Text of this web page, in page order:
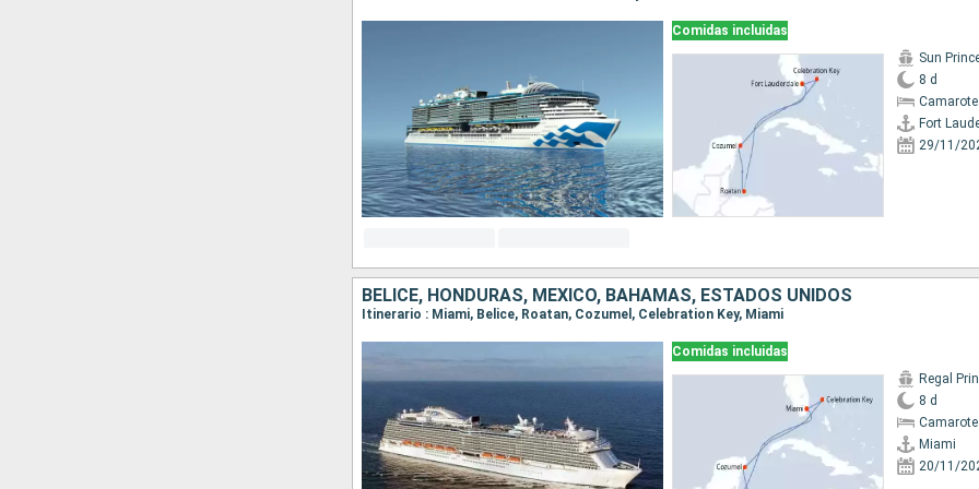
Comidas incluidas
Sun
8 d
Fort
29/11/
BELICE, HONDURAS, MÉXICO, BAHAMAS, ESTADOS UNIDOS
Itinerario : Miami, Belice, Roatan, Cozumel, Celebration Key, Miami
Comidas incluidas
Regal
8 d
Miami
20/11/